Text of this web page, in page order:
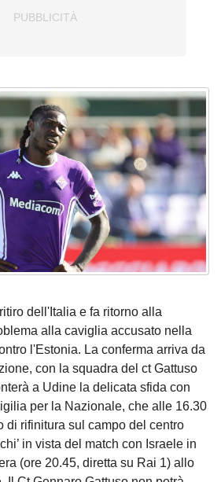
dell'Italia e fa ritorno alla
alla caviglia accusato nella
l'Estonia. La conferma arriva da
con la squadra del ct Gattuso
a Udine la delicata sfida con
per la Nazionale, che alle 16.30
di rifinitura sul campo del centro
in vista del match con Israele in
(ore 20.45, diretta su Rai 1) allo